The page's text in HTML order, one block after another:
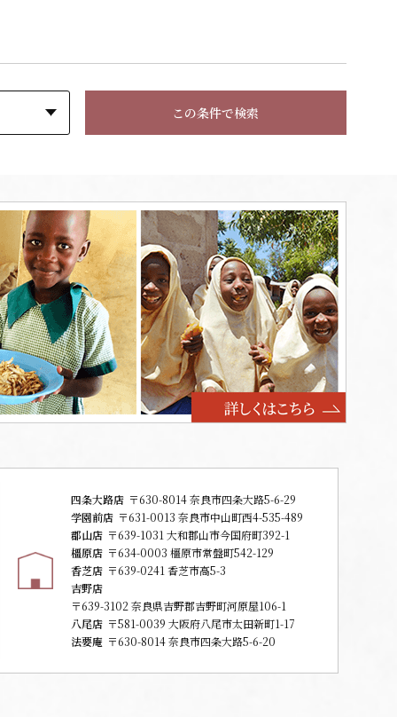
この条件で検索
四条大路店 〒630-8014 奈良市四条大路5-6-29
学園前店 〒631-0013 奈良市中山町西4-535-489
郡山店 〒639-1031 大和郡山市今国府町392-1
橿原店 〒634-0003 橿原市常盤町542-129
香芝店 〒639-0241 香芝市高5-3
吉野店
〒639-3102 奈良県吉野郡吉野町河原屋106-1
八尾店 〒581-0039 大阪府八尾市太田新町1-17
法要庵 〒630-8014 奈良市四条大路5-6-20